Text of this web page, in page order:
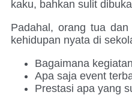
kaku, bahkan sulit
Padahal, orang tua
kehidupan nyata di
Bagaimana
Apa saja event
Prestasi apa yang